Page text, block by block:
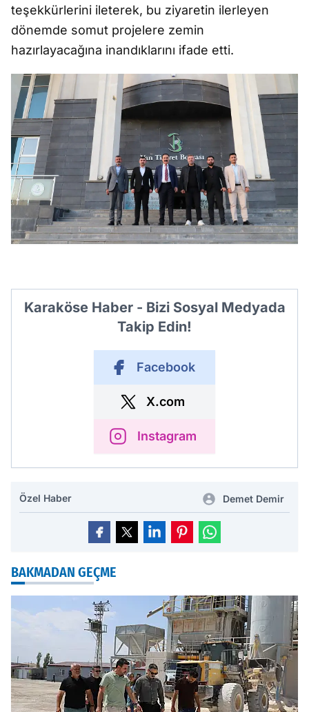
teşekkürlerini ileterek, bu ziyaretin ilerleyen
dönemde somut projelere zemin
hazırlayacağına inandıklarını ifade etti.
Karaköse Haber - Bizi Sosyal Medyada
Takip Edin!
Facebook
X.com
Instagram
Özel Haber Demet Demir
BAKMADAN GEÇME